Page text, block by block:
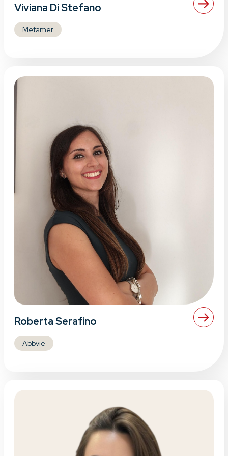
Viviana Di Stefano
Metamer
Roberta Serafino
Abbvie